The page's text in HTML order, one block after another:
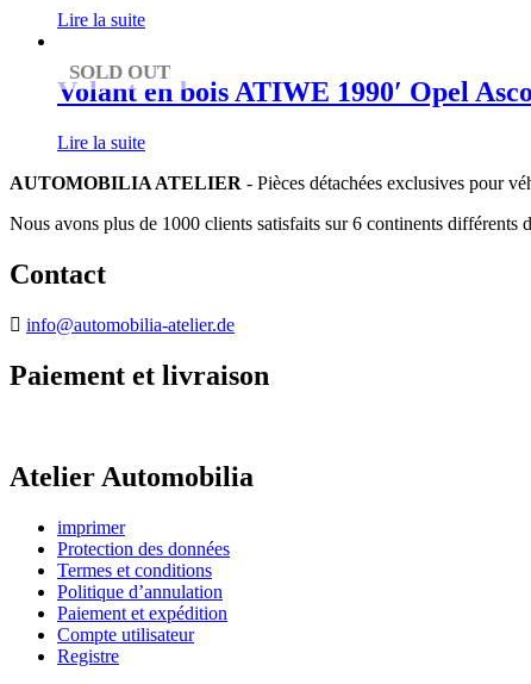
Lire la suite
SOLD OUT
Volant en bois ATIWE 1990′ Opel
Lire la suite
AUTOMOBILIA ATELIER - Pièces détachées exclusives pour
Nous avons plus de 1000 clients satisfaits sur 6 continents différents
Contact
info@automobilia-atelier.de
Paiement et livraison
Atelier Automobilia
imprimer
Protection des données
Termes et conditions
Politique d’annulation
Paiement et expédition
Compte utilisateur
Registre